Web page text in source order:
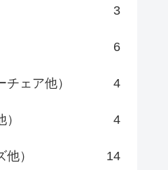
3
6
ェア他） 4
4
） 14